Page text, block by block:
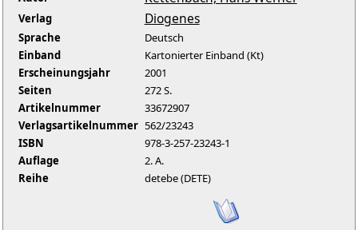
Verlag Diogenes
Sprache
Deutsch
Einband
Kartonierter Einband (Kt)
Erscheinungsjahr
2001
Seiten
272 S.
Artikelnummer
33672907
Verlagsartikelnummer 562/23243
ISBN
978-3-257-23243-1
Auflage
2. A.
Reihe
detebe (DETE)